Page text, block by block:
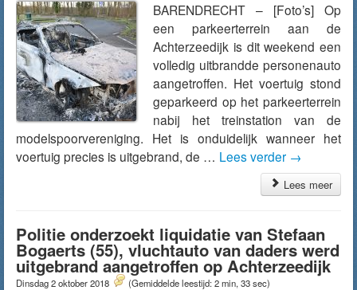
BARENDRECHT – [Foto’s] Op
een parkeerterrein aan de
Achterzeedijk is dit weekend een
volledig uitbrandde personenauto
aangetroffen. Het voertuig stond
geparkeerd op het parkeerterrein
nabij het treinstation van de
modelspoorvereniging. Het is onduidelijk wanneer het
voertuig precies is uitgebrand, de … Lees verder →
Lees meer
Politie onderzoekt liquidatie van Stefaan
Bogaerts (55), vluchtauto van daders werd
uitgebrand aangetroffen op Achterzeedijk
Dinsdag 2 oktober 2018 (Gemiddelde leestijd: 2 min, 33 sec)